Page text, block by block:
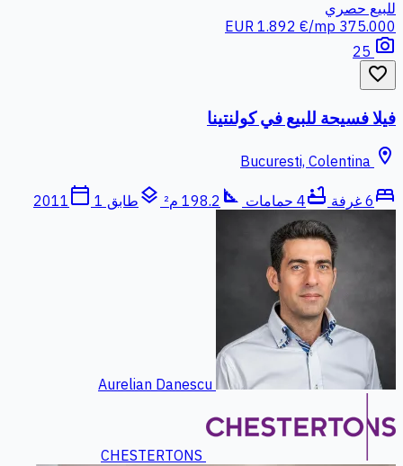
للبيع حصري
375.000 EUR
1.892 €/mp
photo_camera
favorite_border
فيلا فسيحة للبيع في كولنتينا
location_on
bed 6 غرفة bathtub4 حمامات square_foot 198.2 م² layers طابق 1 calendar_today
2011
Aurelian Danescu
CHESTERTONS